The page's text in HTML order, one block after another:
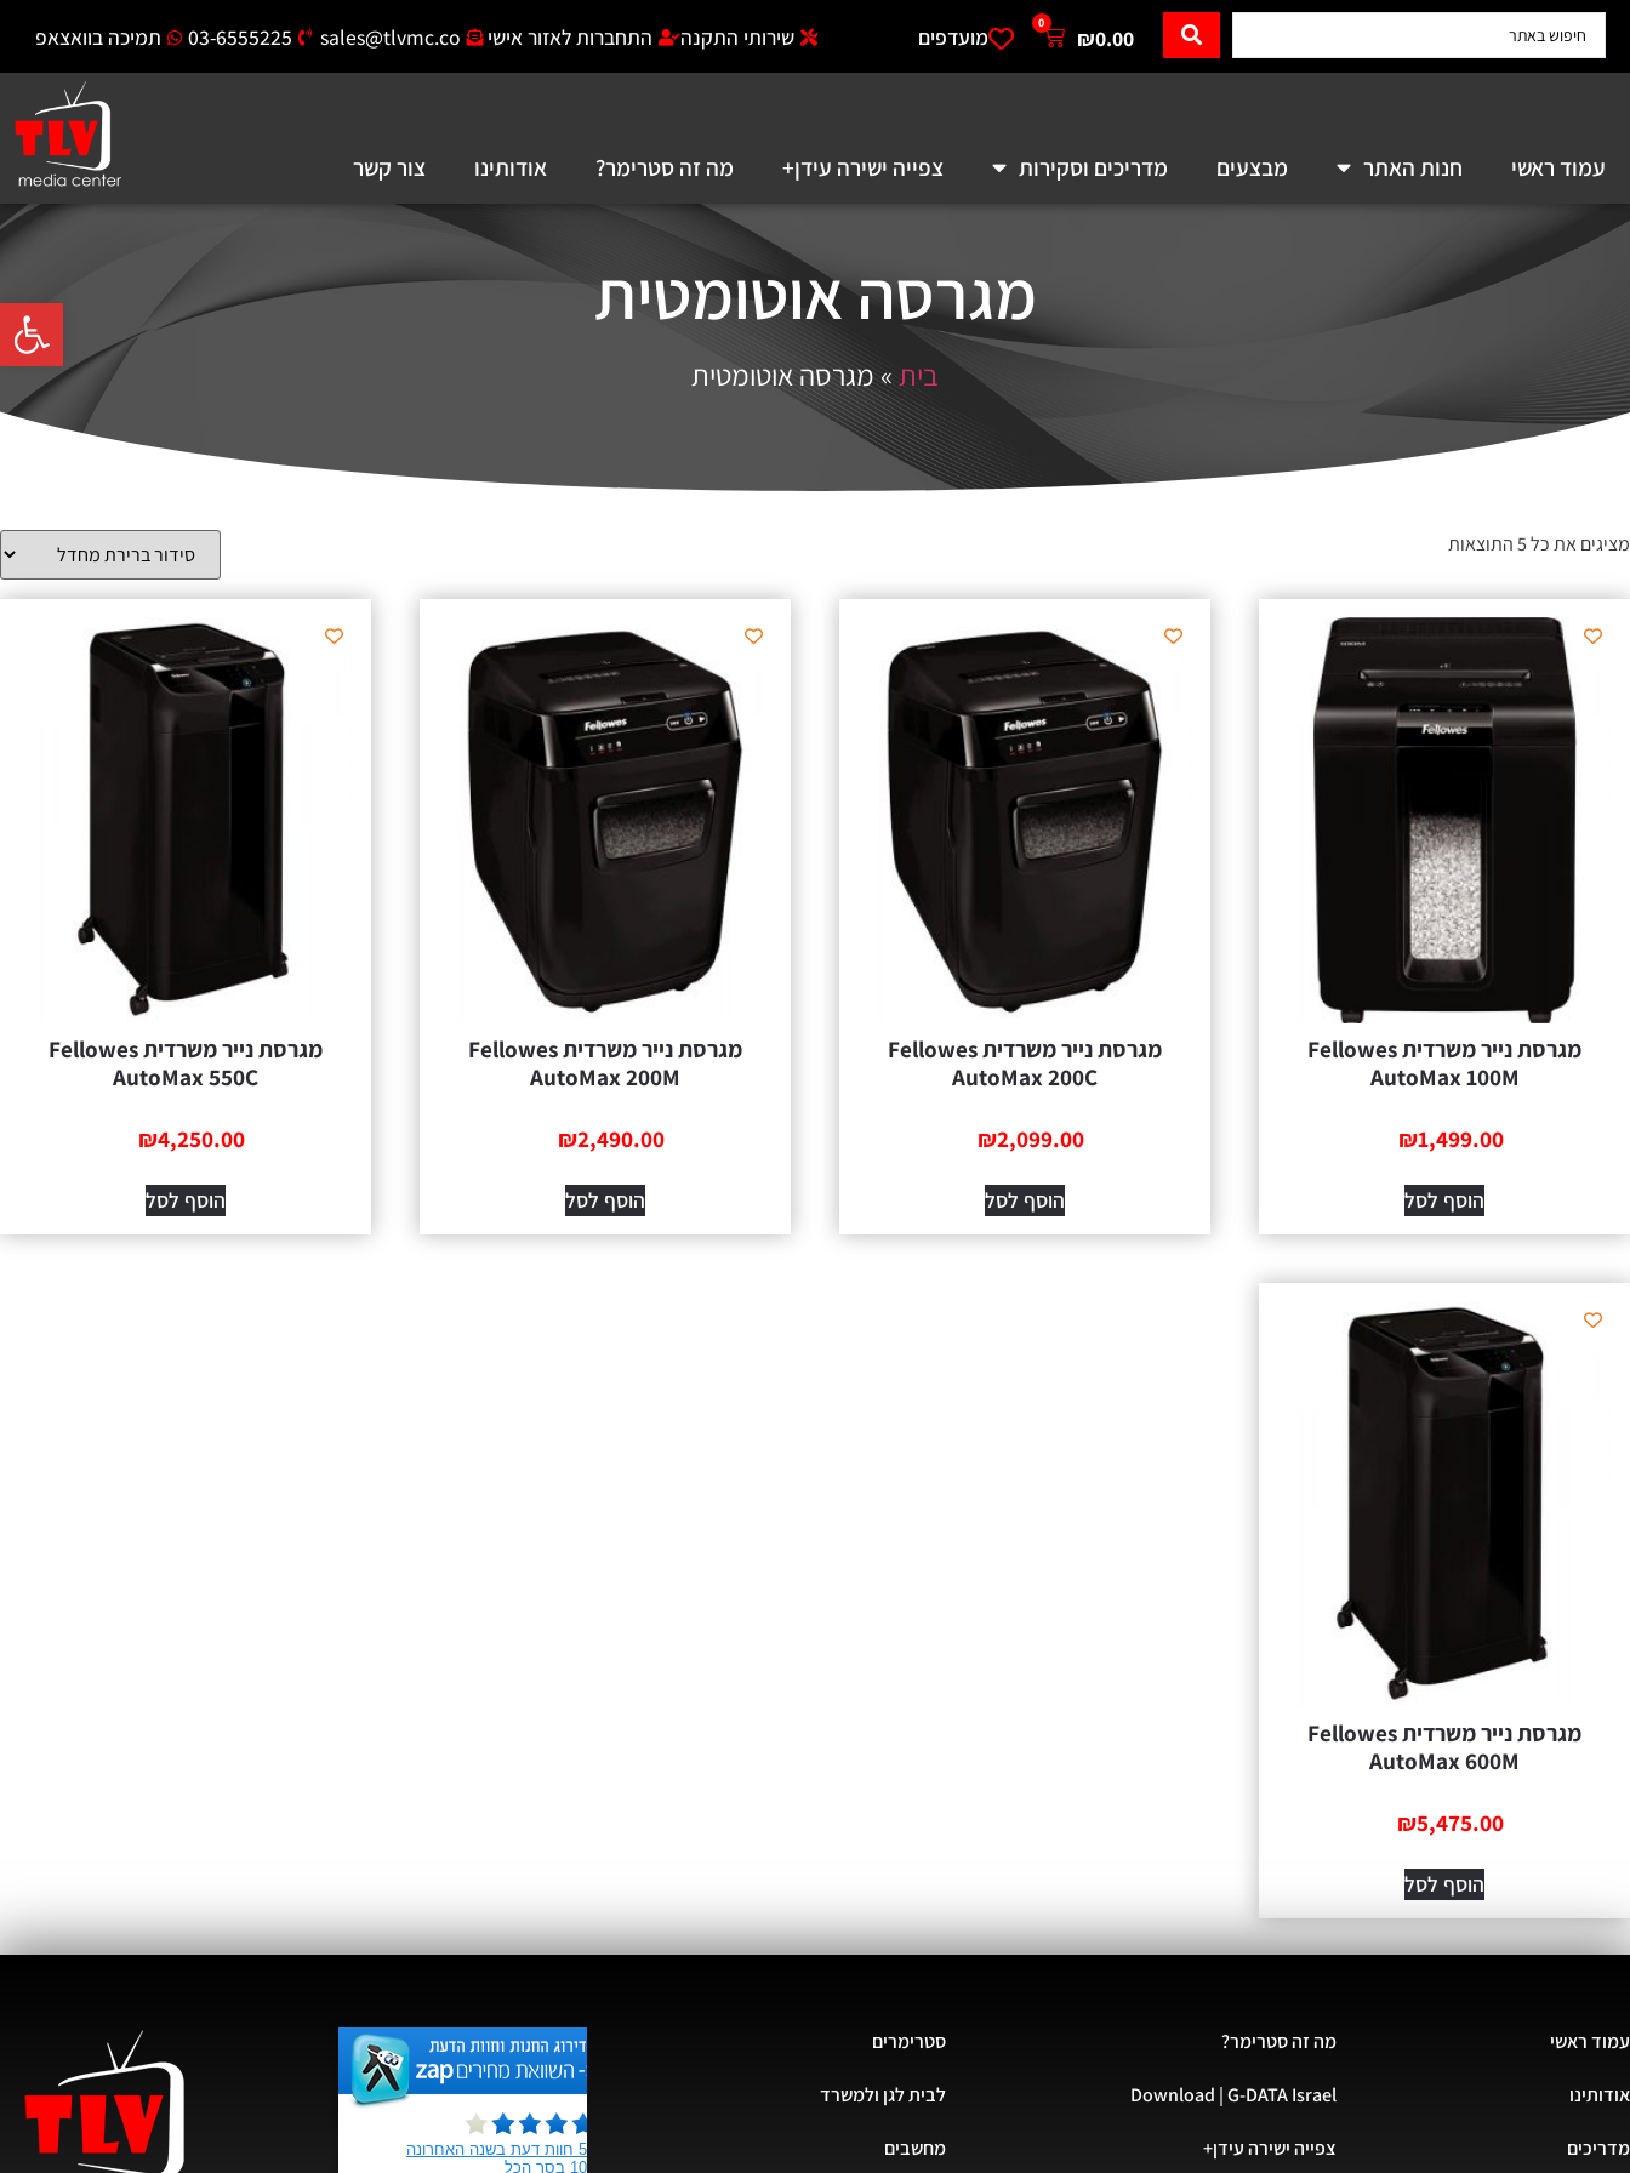
פתח
₪0.00
0
מועדפים שירותי התקנה התחברות לאזור אישי sales@tlvmc.co
03-6555225 תמיכה בוואצאפ
עמוד ראשי חנות האתר מבצעים מדריכים וסקירות צפייה ישירה עידן+ מה זה סטרימר? אודותינו צור קשר
מגרסה אוטומטית
בית»מגרסה אוטומטית
מציגים את כל ⁦5⁩ התוצאות
מגרסת נייר משרדית Fellowes
AutoMax 100M
₪1,499.00
הוסף לסל
מגרסת נייר משרדית Fellowes
AutoMax 200C
₪2,099.00
הוסף לסל
מגרסת נייר משרדית Fellowes
AutoMax 200M
₪2,490.00
הוסף לסל
מגרסת נייר משרדית Fellowes
AutoMax 550C
₪4,250.00
הוסף לסל
מגרסת נייר משרדית Fellowes
AutoMax 600M
₪5,475.00
הוסף לסל
עמוד ראשי
אודותינו
מדריכים
מה זה סטרימר?
Download | G-DATA Israel
צפייה ישירה עידן+
סטרימרים
לבית לגן ולמשרד
מחשבים